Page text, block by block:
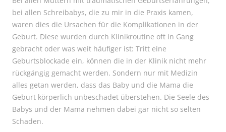
bei allen Schreibabys, die zu mir in die Praxis kamen,
waren dies die Ursachen für die Komplikationen in der
Geburt. Diese wurden durch Klinikroutine oft in Gang
gebracht oder was weit häufiger ist: Tritt eine
Geburtsblockade ein, können die in der Klinik nicht mehr
rückgängig gemacht werden. Sondern nur mit Medizin
alles getan werden, dass das Baby und die Mama die
Geburt körperlich unbeschadet überstehen. Die Seele des
Babys und der Mama nehmen dabei gar nicht so selten
Schaden.